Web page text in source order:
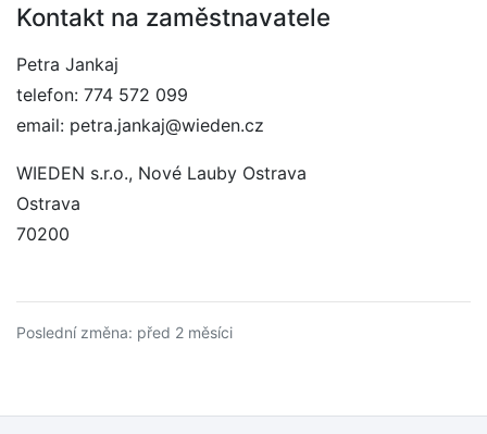
Kontakt na zaměstnavatele
Petra Jankaj
telefon: 774 572 099
email: petra.jankaj@wieden.cz
WIEDEN s.r.o., Nové Lauby Ostrava
Ostrava
70200
Poslední změna: před 2 měsíci